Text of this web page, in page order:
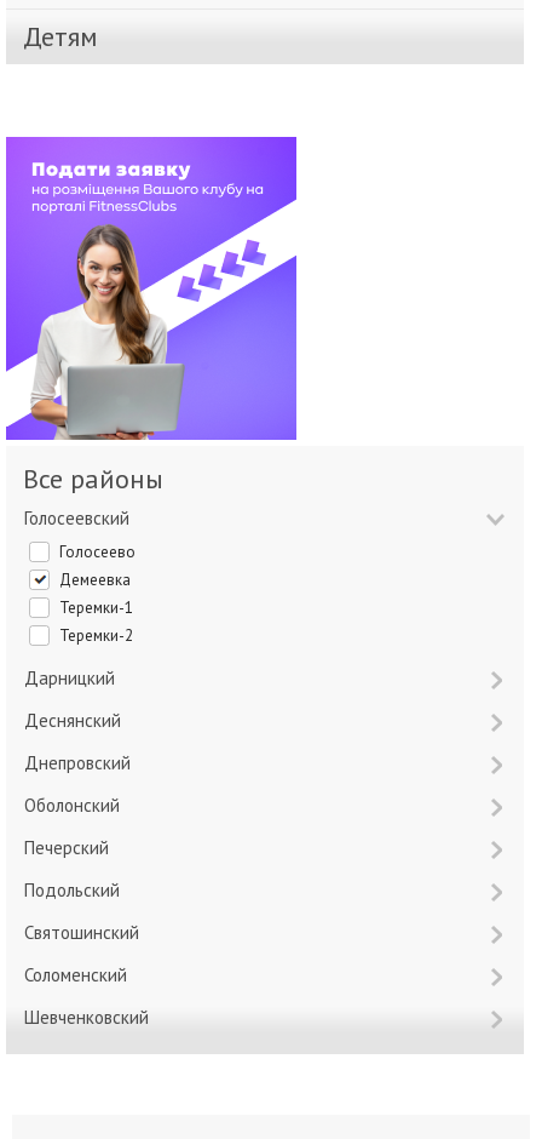
Детям
Все районы
Голосеевский
Голосеево
Демеевка
Теремки-1
Теремки-2
Дарницкий
Деснянский
Днепровский
Оболонский
Печерский
Подольский
Святошинский
Соломенский
Шевченковский